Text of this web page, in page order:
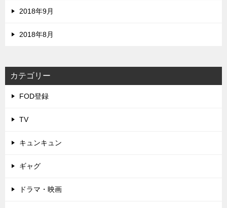
2018年9月
2018年8月
カテゴリー
FOD登録
TV
キュンキュン
ギャグ
ドラマ・映画